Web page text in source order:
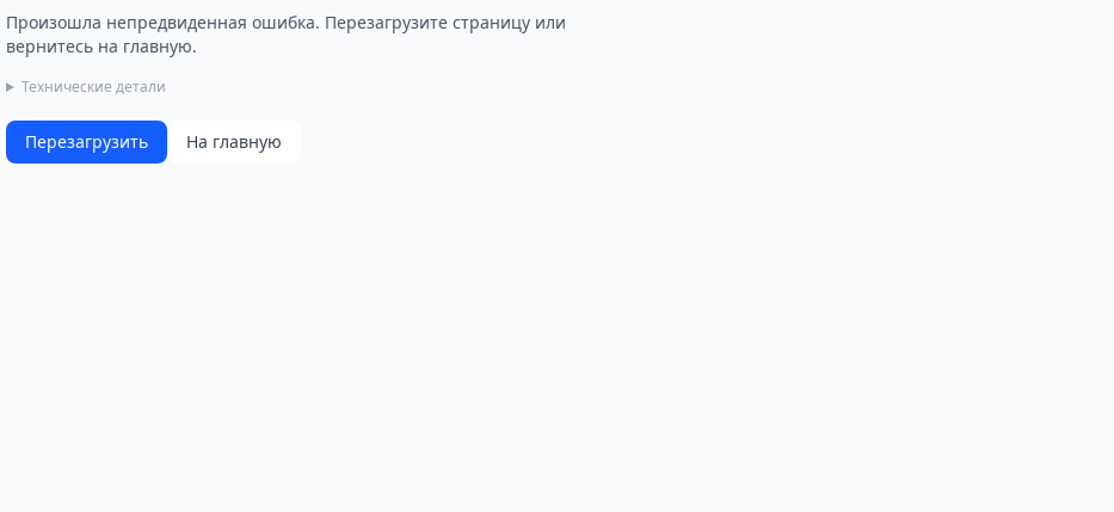
Произошла непредвиденная ошибка. Перезагрузите страницу или
вернитесь на главную.
Технические детали
Перезагрузить На главную